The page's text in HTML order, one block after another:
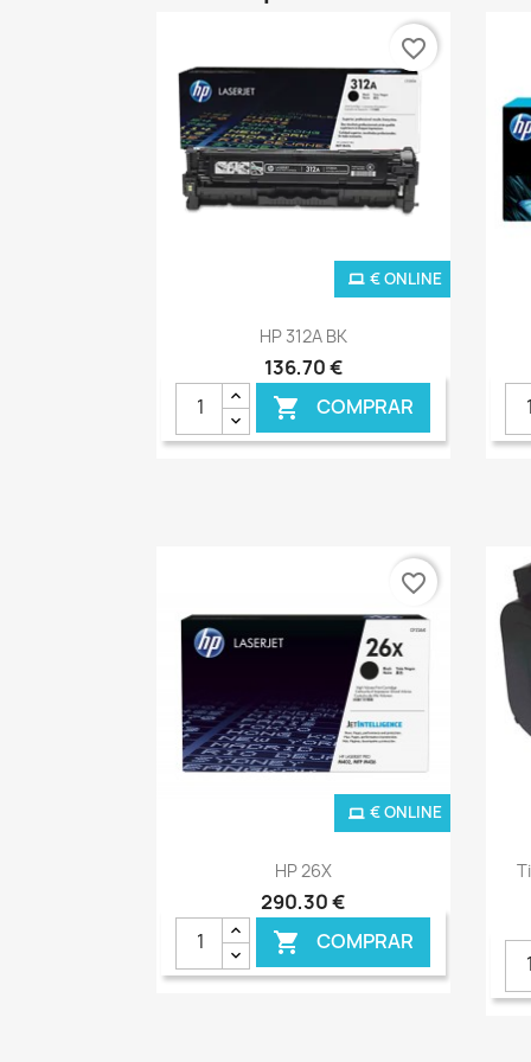
Ver+
HP 312A BK
136,70 €
 COMPRAR
€ ONLINE
favorite_border
Ver+
HP 26X
290,30 €
 COMPRAR
€ ONLINE
favorite_border